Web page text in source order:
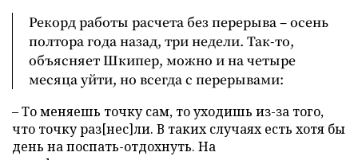
Рекорд работы расчета без перерыва – осень
полтора года назад, три недели. Так-то,
объясняет Шкипер, можно и на четыре
месяца уйти, но всегда с перерывами:
– То меняешь точку сам, то уходишь из-за того,
что точку раз[нес]ли. В таких случаях есть хотя бы
день на поспать-отдохнуть. На